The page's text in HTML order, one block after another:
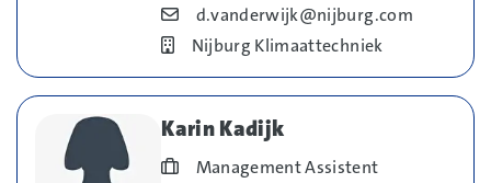
Blog_field_E-mail
d.vanderwijk@nijburg.com
BedrijfNijburg Klimaattechniek
Karin Kadijk
Blog_field_Functie
Management Assistent